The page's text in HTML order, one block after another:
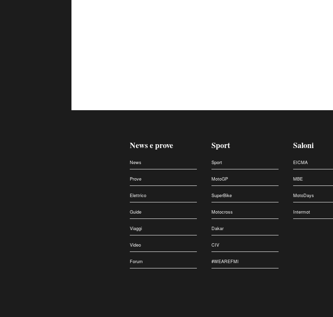
News e prove
News
Prove
Elettrico
Guide
Viaggi
Video
Forum
Sport
Sport
MotoGP
SuperBike
Motocross
Dakar
CIV
#WEAREFMI
Saloni
EICMA
MBE
MotoDays
Intermot